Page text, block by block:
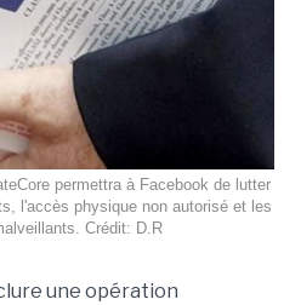
permettra à Facebook de lutter
l'accès physique non autorisé et les
Crédit: D.R
une opération